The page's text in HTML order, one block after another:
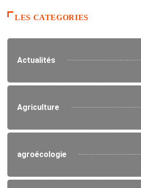
LES CATEGORIES
Actualités
Agriculture
agroécologie